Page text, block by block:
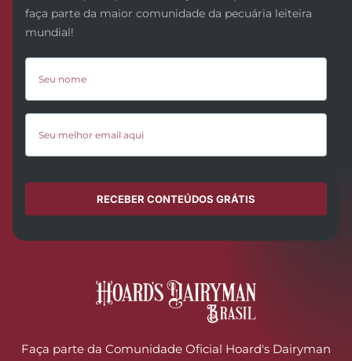
faça parte da maior comunidade da pecuária leiteira
mundial!
RECEBER CONTEÚDOS GRÁTIS
Faça parte da Comunidade Oficial Hoard's Dairyman